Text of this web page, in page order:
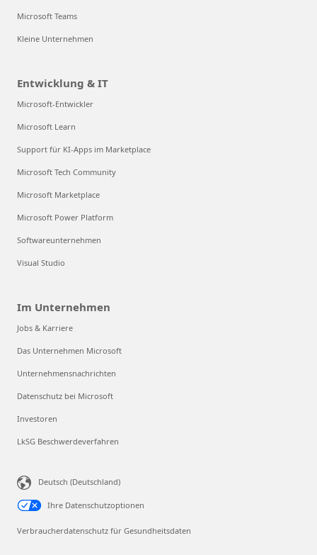
Microsoft Teams
Kleine Unternehmen
Entwicklung & IT
Microsoft-Entwickler
Microsoft Learn
Support für KI-Apps im Marketplace
Microsoft Tech Community
Microsoft Marketplace
Microsoft Power Platform
Softwareunternehmen
Visual Studio
Im Unternehmen
Jobs & Karriere
Das Unternehmen Microsoft
Unternehmensnachrichten
Datenschutz bei Microsoft
Investoren
LkSG Beschwerdeverfahren
Deutsch (Deutschland)
Ihre Datenschutzoptionen
Verbraucherdatenschutz für Gesundheitsdaten